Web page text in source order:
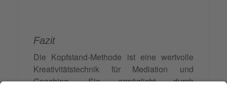
Fazit
Die Kopfstand-Methode ist eine wertvolle
Kreativitätstechnik für Mediation und
Coaching. Sie ermöglicht durch